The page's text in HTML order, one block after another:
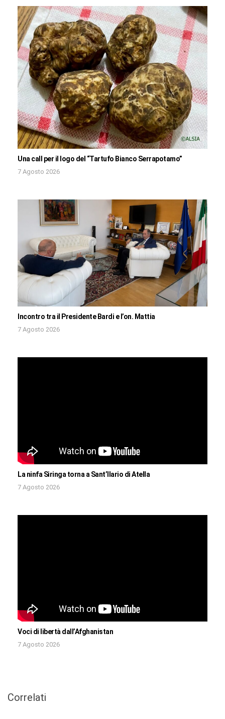
Una call per il logo del “Tartufo Bianco Serrapotamo”
7 Agosto 2026
Incontro tra il Presidente Bardi e l’on. Mattia
7 Agosto 2026
La ninfa Siringa torna a Sant’Ilario di Atella
7 Agosto 2026
Voci di libertà dall’Afghanistan
7 Agosto 2026
Correlati